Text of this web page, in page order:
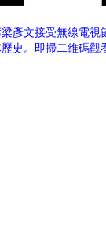
彥文接受無線電視
史。即掃二維碼觀